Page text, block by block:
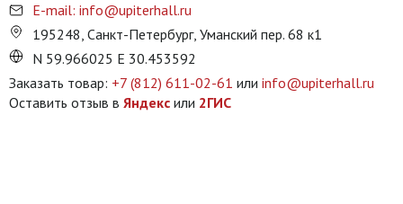
E-mail: info@upiterhall.ru
195248, Санкт-Петербург, Уманский пер. 68 к1
N 59.966025 E 30.453592
Заказать товар: +7 (812) 611-02-61 или info@upiterhall.ru
Оставить отзыв в Яндекс или 2ГИС